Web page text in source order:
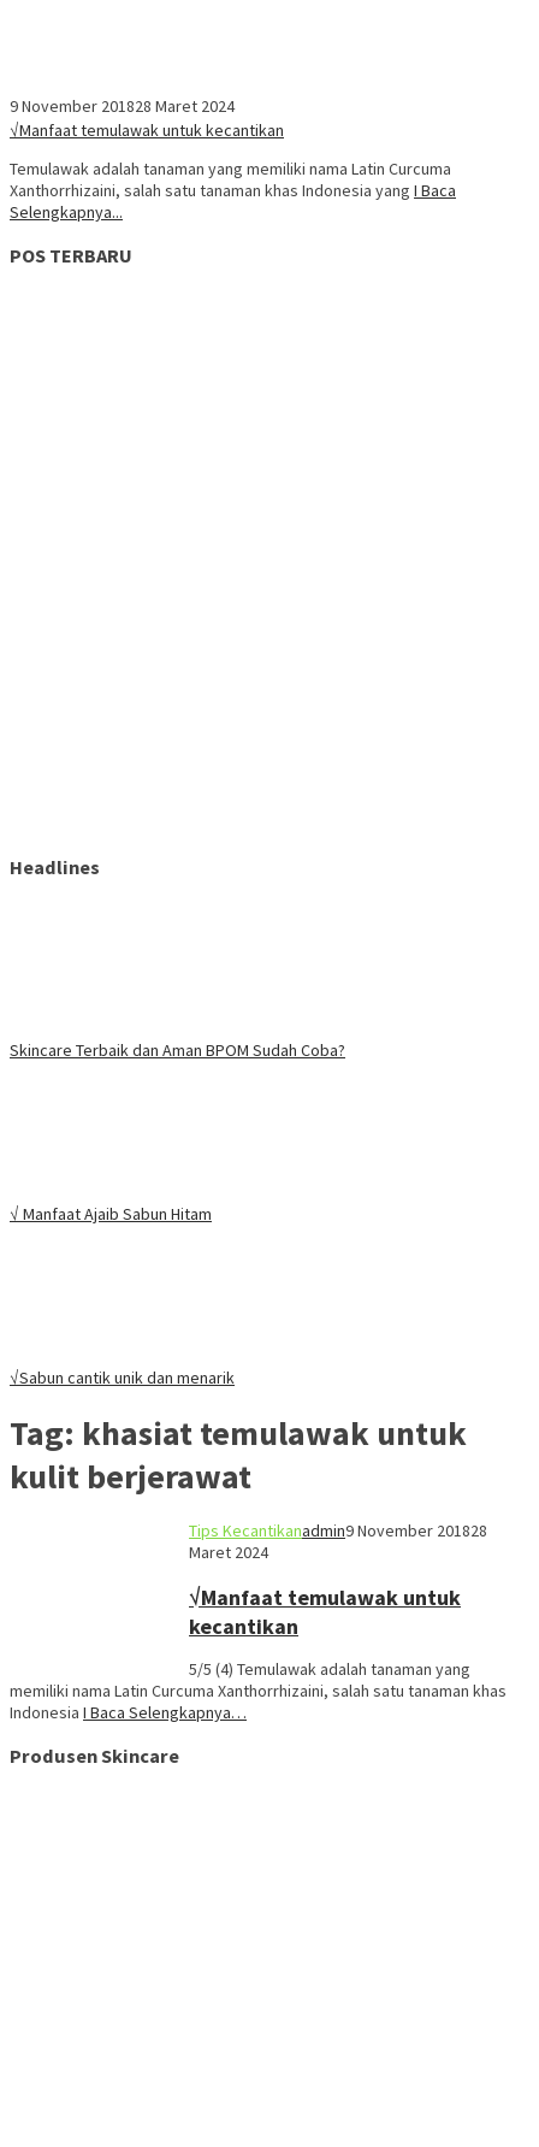
9 November 201828 Maret 2024
√Manfaat temulawak untuk kecantikan
Temulawak adalah tanaman yang memiliki nama Latin Curcuma
Xanthorrhizaini, salah satu tanaman khas Indonesia yang I Baca
Selengkapnya...
POS TERBARU
Headlines
Skincare Terbaik dan Aman BPOM Sudah Coba?
√ Manfaat Ajaib Sabun Hitam
√Sabun cantik unik dan menarik
Tag: khasiat temulawak untuk
kulit berjerawat
Tips Kecantikanadmin9 November 201828
Maret 2024
√Manfaat temulawak untuk
kecantikan
5/5 (4) Temulawak adalah tanaman yang
memiliki nama Latin Curcuma Xanthorrhizaini, salah satu tanaman khas
Indonesia I Baca Selengkapnya…
Produsen Skincare